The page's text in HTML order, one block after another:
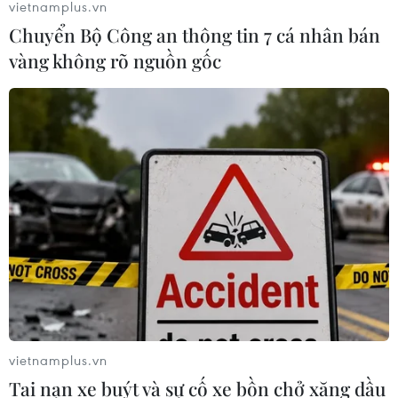
Venezuela khởi động đàm phán về
tiến trình chuyển giao chính trị
07/08/2026 02:58
Sập công trình tại Cuba khiến 2
người tử vong
07/08/2026 01:48
Đảng Cộng hòa đề xuất dự luật trao
thêm thẩm quyền thuế quan cho ông
Trump
07/08/2026 00:33
vietnamplus.vn
Chuyển Bộ Công an thông tin 7 cá nhân bán
vàng không rõ nguồn gốc
vietnamplus.vn
Tai nạn xe buýt và sự cố xe bồn chở xăng dầu